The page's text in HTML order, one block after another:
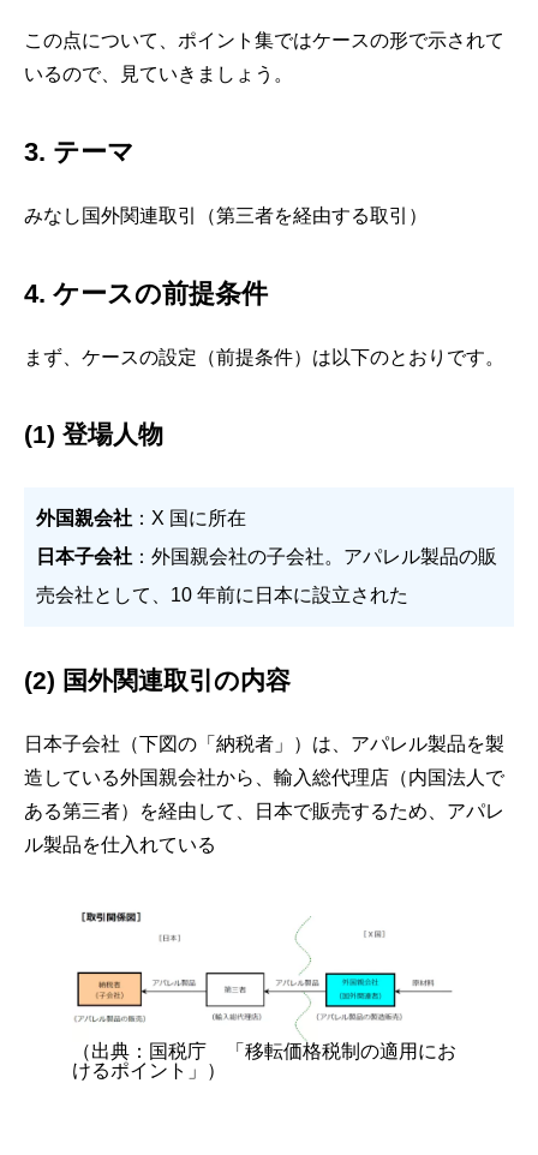
この点について、ポイント集ではケースの形で示されて
いるので、見ていきましょう。
3. テーマ
みなし国外関連取引（第三者を経由する取引）
4. ケースの前提条件
まず、ケースの設定（前提条件）は以下のとおりです。
(1) 登場人物
外国親会社 ：X 国に所在
日本子会社 ：外国親会社の子会社。アパレル製品の販
売会社として、10 年前に日本に設立された
(2) 国外関連取引の内容
日本子会社（下図の「納税者」）は、アパレル製品を製
造している外国親会社から、輸入総代理店（内国法人で
ある第三者）を経由して、日本で販売するため、アパレ
ル製品を仕入れている
（出典：国税庁 「移転価格税制の適用にお
けるポイント」）